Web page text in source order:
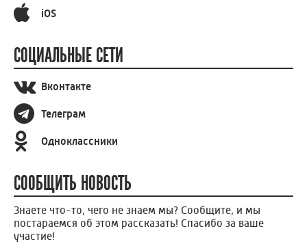
iOS
СОЦИАЛЬНЫЕ СЕТИ
Вконтакте
Телеграм
Одноклассники
СООБЩИТЬ НОВОСТЬ
Знаете что-то, чего не знаем мы? Сообщите, и мы
постараемся об этом рассказать! Спасибо за ваше
участие!